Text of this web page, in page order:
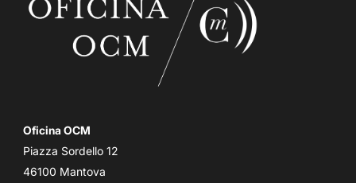
Oficina OCM
Piazza Sordello 12
46100 Mantova